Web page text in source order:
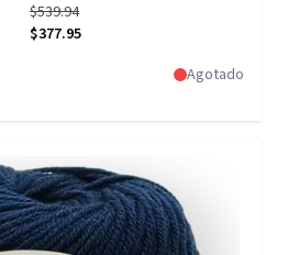
$539.94
$377.95
Agotado